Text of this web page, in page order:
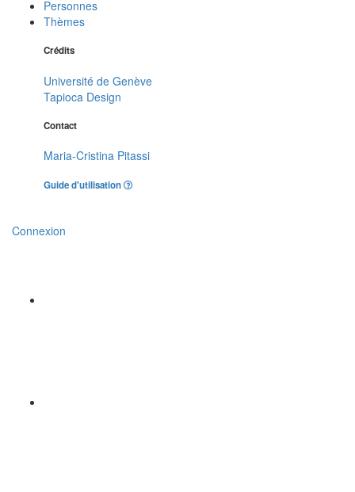
Personnes
Thèmes
Crédits
Université de Genève
Tapioca Design
Contact
Maria-Cristina Pitassi
Guide d'utilisation
Connexion